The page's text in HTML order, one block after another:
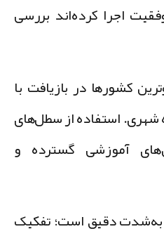
اجرا کرده‌اند بررسی
کشورها در بازیافت با
زباله شهری. استفاده از سطل‌های
آموزشی گسترده و
دقیق است؛ تفکیک